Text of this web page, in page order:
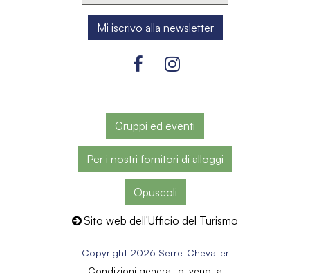
Gruppi ed eventi
Per i nostri fornitori di alloggi
Opuscoli
Sito web dell'Ufficio del Turismo
Copyright 2026 Serre-Chevalier
Condizioni generali di vendita